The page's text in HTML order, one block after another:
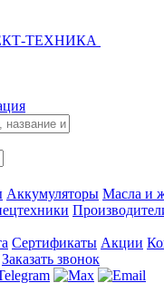
Аккумуляторы Масла и
Сертификаты Акции
Заказать звонок